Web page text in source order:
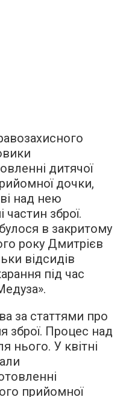
дитячої
дочки,
над нею
частин зброї.
в закритому
року Дмитрієв
відсидів
під час
за статтями про
зброї. Процес над
нього. У квітні
прийомної